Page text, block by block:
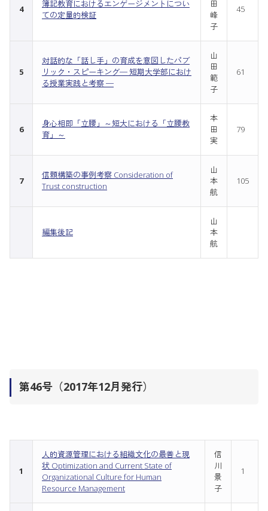
4
簿記教育におけるエンゲージメントについ
ての定量的検証
田
峰
子
45
5
対話的な「話し手」の育成を意図したパブ
リック・スピーキング─ 短期大学部におけ
る授業実践と考察 ─
山
田
範
子
61
6
身心相即「立腰」～短大における「立腰教
育」～
本
田
実
79
7
信頼構築の事例考察 Consideration of
Trust construction
山
本
航
105
編集後記
山
本
航
第46号（2017年12月発行）
1
人的資源管理における組織文化の最善と現
状 Optimization and Current State of
Organizational Culture for Human
Resource Management
信
川
景
子
1